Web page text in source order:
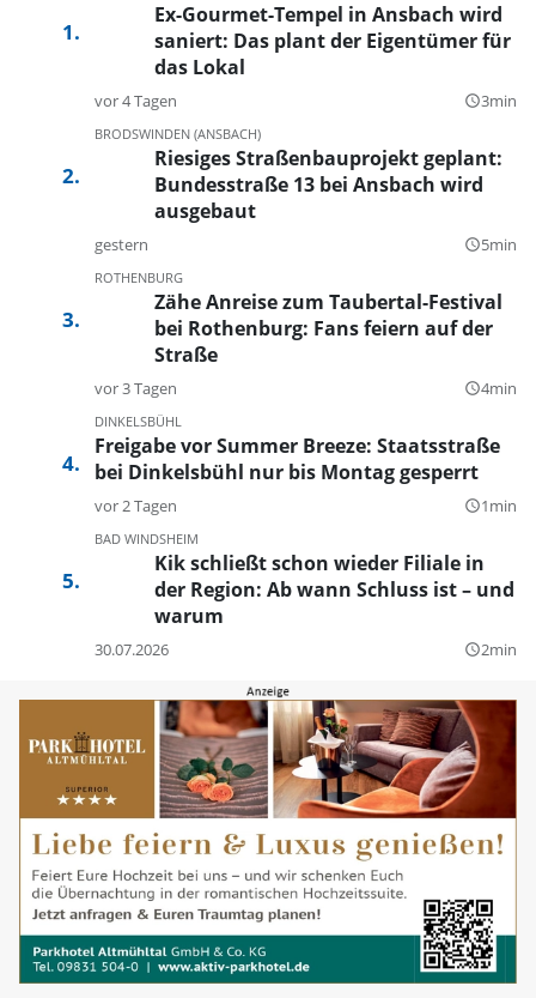
Ex-Gourmet-Tempel in Ansbach wird
saniert: Das plant der Eigentümer für
das Lokal
vor 4 Tagen query_builder3min
BRODSWINDEN (ANSBACH)
Riesiges Straßenbauprojekt geplant:
Bundesstraße 13 bei Ansbach wird
ausgebaut
gestern query_builder5min
ROTHENBURG
Zähe Anreise zum Taubertal-Festival
bei Rothenburg: Fans feiern auf der
Straße
vor 3 Tagen query_builder4min
DINKELSBÜHL
Freigabe vor Summer Breeze: Staatsstraße
bei Dinkelsbühl nur bis Montag gesperrt
vor 2 Tagen query_builder1min
BAD WINDSHEIM
Kik schließt schon wieder Filiale in
der Region: Ab wann Schluss ist – und
warum
30.07.2026 query_builder2min